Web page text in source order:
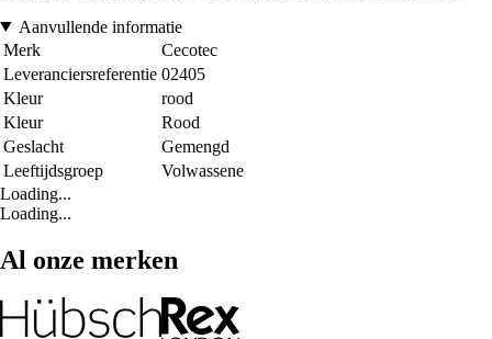
Aanvullende informatie
Merk
Cecotec
Leveranciersreferentie 02405
Kleur
rood
Kleur
Rood
Geslacht
Gemengd
Leeftijdsgroep
Volwassene
Loading...
Loading...
Al onze merken